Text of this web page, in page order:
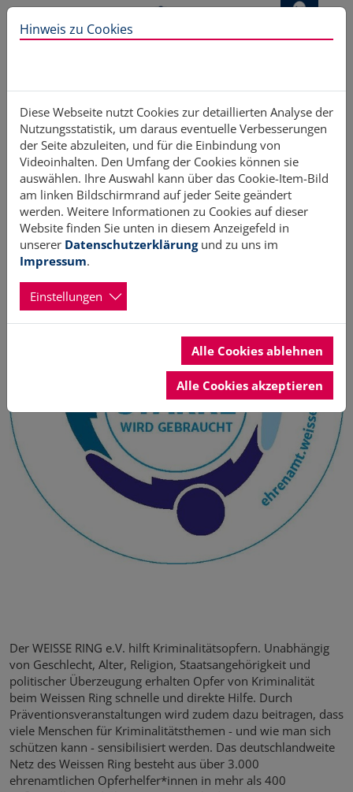
Direkt zur Hauptnavigation springen
Direkt zum Inhalt springen
HomeAktiv werden Engagementfelder Weisser Ring
WEISSER RING e.V.
Der WEISSE RING e.V. hilft Kriminalitätsopfern. Unabhängig
von Geschlecht, Alter, Religion, Staatsangehörigkeit und
politischer Überzeugung erhalten Opfer von Kriminalität
beim Weissen Ring schnelle und direkte Hilfe. Durch
Präventionsveranstaltungen wird zudem dazu beitragen, dass
viele Menschen für Kriminalitätsthemen - und wie man sich
schützen kann - sensibilisiert werden. Das deutschlandweite
Netz des Weissen Ring besteht aus über 3.000
ehrenamtlichen Opferhelfer*innen in mehr als 400
Hinweis zu Cookies
Diese Webseite nutzt Cookies zur detaillierten Analyse der
Nutzungsstatistik, um daraus eventuelle Verbesserungen
der Seite abzuleiten, und für die Einbindung von
Videoinhalten. Den Umfang der Cookies können sie
auswählen. Ihre Auswahl kann über das Cookie-Item-Bild
am linken Bildschirmrand auf jeder Seite geändert
werden. Weitere Informationen zu Cookies auf dieser
Website finden Sie unten in diesem Anzeigefeld in
unserer Datenschutzerklärungund zu uns im
Impressum.
Einstellungen
Alle Cookies ablehnen
Alle Cookies akzeptieren